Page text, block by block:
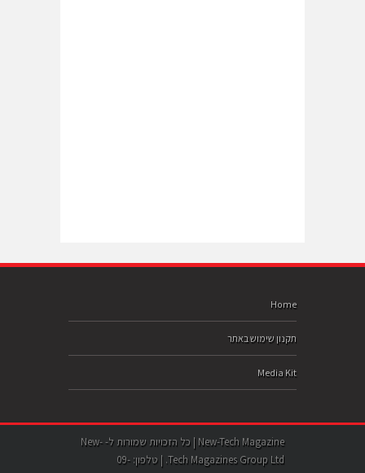
Home
תקנון שימוש באתר
Media Kit
New-Tech Magazine | כל הזכויות שמורות ל- New-
Tech Magazines Group Ltd. | טלפון: 09-